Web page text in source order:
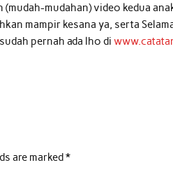
mudahan) video kedua
mampir kesana ya, serta
pernah ada lho di
are marked*